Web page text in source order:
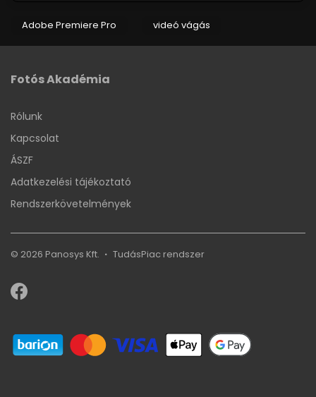
Adobe Premiere Pro videó vágás
Fotós Akadémia
Rólunk
Kapcsolat
ÁSZF
Adatkezelési tájékoztató
Rendszerkövetelmények
© 2026 Panosys Kft. TudásPiac rendszer